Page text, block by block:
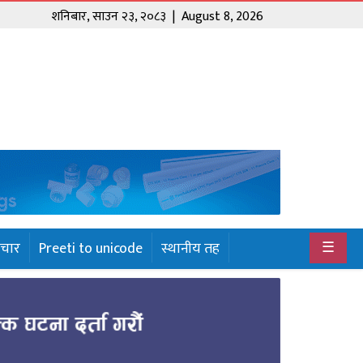
शनिबार,साउन२३,२०८३ | August 8, 2026
☰
Preeti to unicode स्थानीय तह